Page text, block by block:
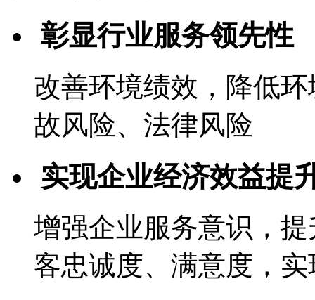
彰显行业服务领先性
改善环境绩效，降低环
故风险、法律风险
实现企业经济效益提
增强企业服务意识，
客忠诚度、满意度，